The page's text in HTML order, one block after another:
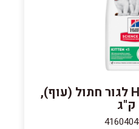
Hill's Science Plan לגור חתול (עוף),